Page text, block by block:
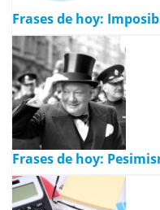
Frases de hoy:
Frases de hoy: